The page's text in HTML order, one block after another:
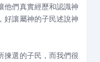
他們真實經歷和認識神
好讓屬神的子民述說神
揀選的子民，而我們很